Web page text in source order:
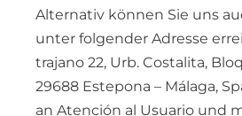
Alternativ können Sie uns
unter folgender Adresse
trajano 22, Urb. Costalita,
29688 Estepona – Málaga,
an Atención al Usuario und